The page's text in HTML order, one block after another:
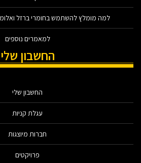
למה מומלץ להשתמש בחומרי ברזל
למאמרים נוספים
החשבון שלי
החשבון שלי
עגלת קניות
חברות מיוצגות
פרויקטים